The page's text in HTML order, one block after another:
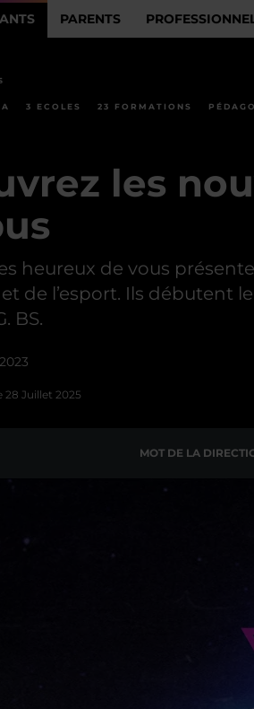
PARENTS
3 ECOLES 23 FORMATIONS
les
heureux de vous
de l’esport. Ils débutent
BS.
28 Juillet 2025
MOT DE LA